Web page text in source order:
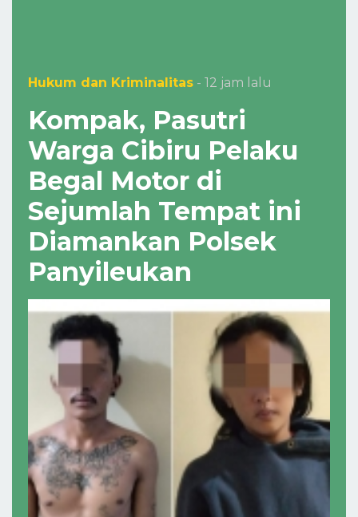
Hukum dan Kriminalitas - 12 jam lalu
Kompak, Pasutri
Warga Cibiru Pelaku
Begal Motor di
Sejumlah Tempat ini
Diamankan Polsek
Panyileukan